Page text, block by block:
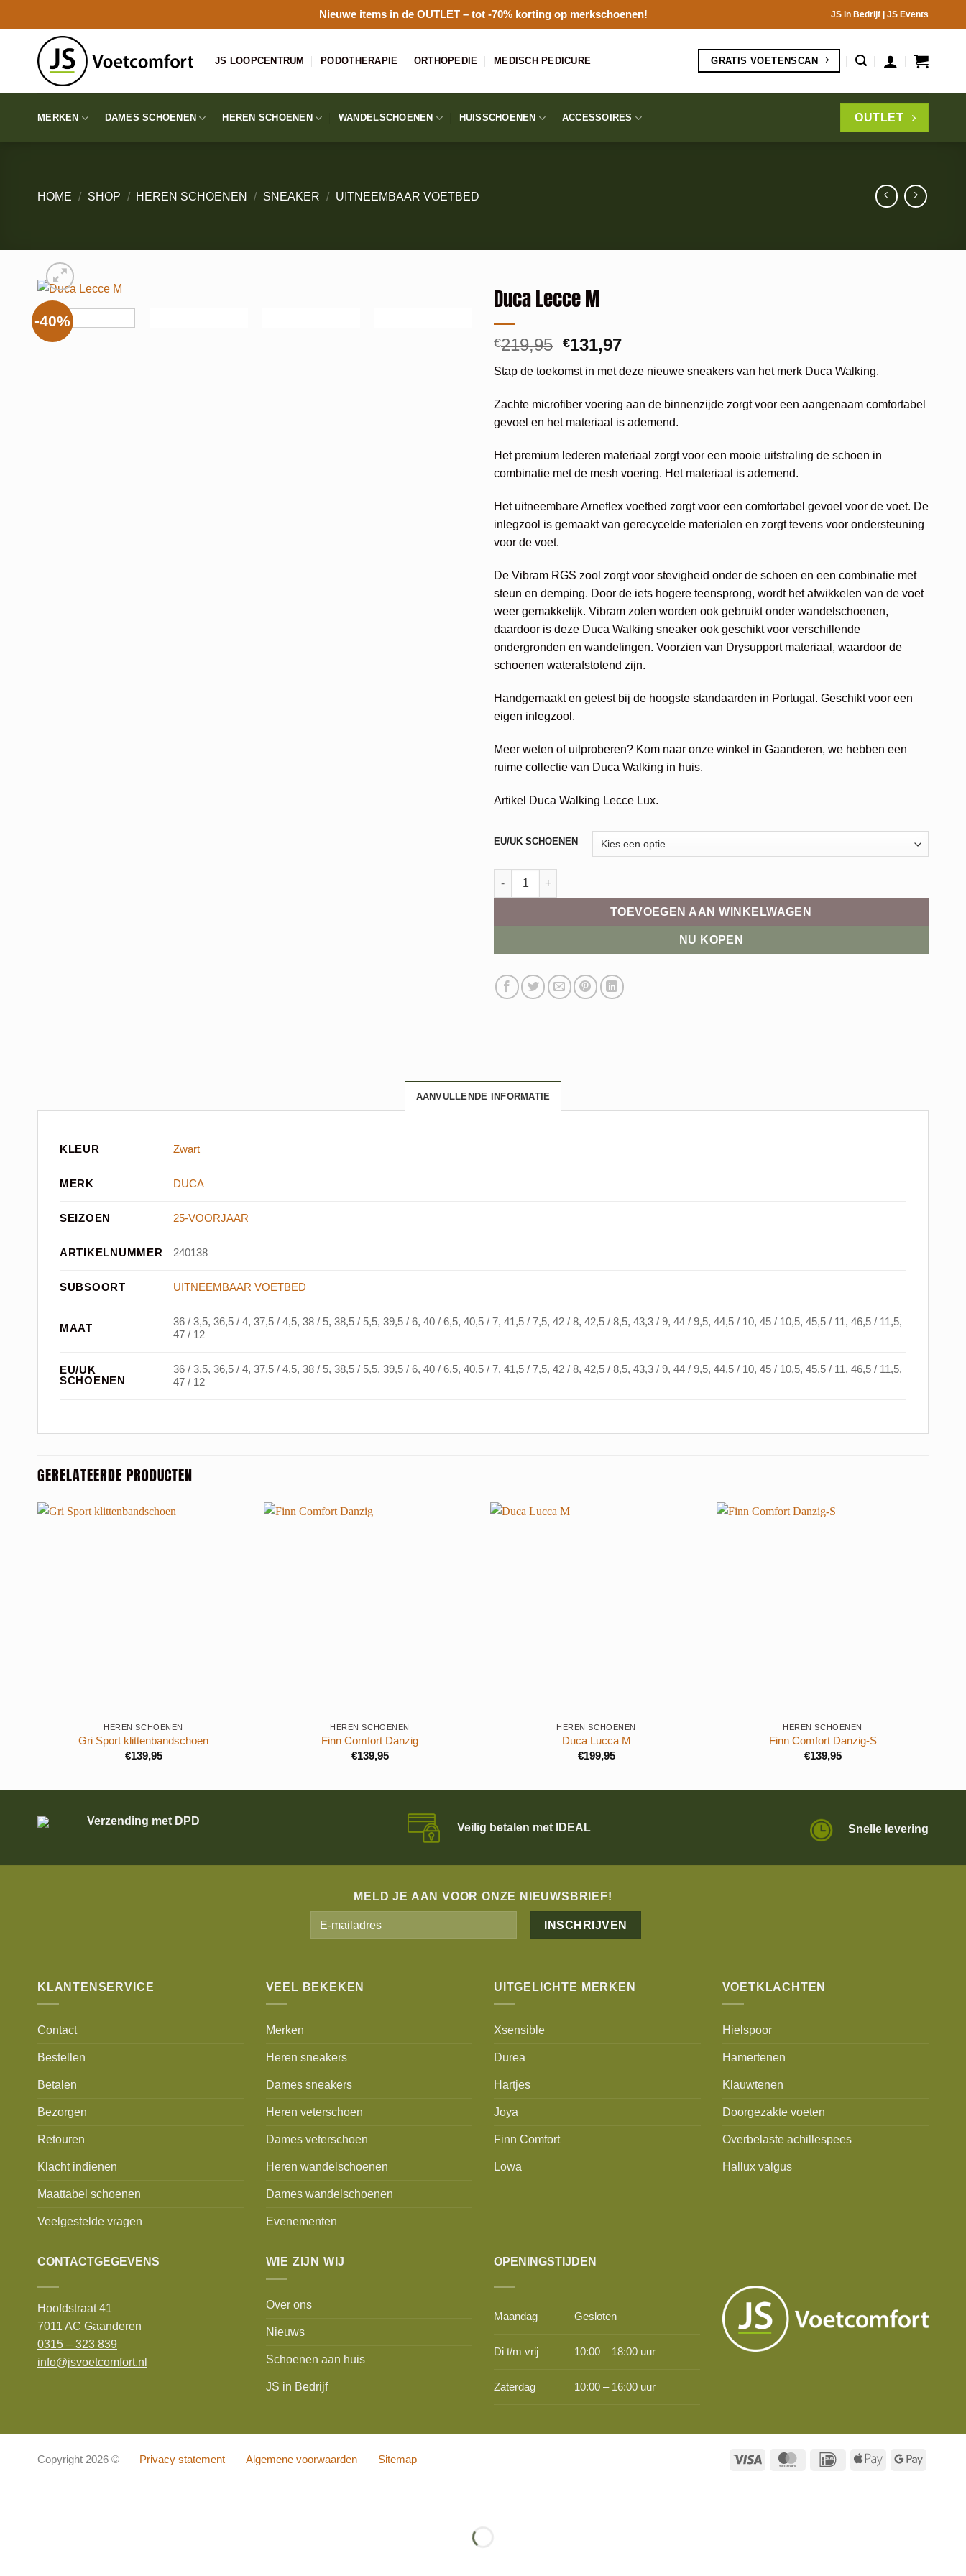
naar
Nieuwe items in de OUTLET– tot -70% korting op merkschoenen! JS in Bedrijf | JS Events
JS LOOPCENTRUM PODOTHERAPIE ORTHOPEDIE MEDISCH PEDICURE GRATIS VOETENSCAN
MERKEN DAMES SCHOENEN HEREN SCHOENEN WANDELSCHOENEN HUISSCHOENEN ACCESSOIRES OUTLET
HOME / SHOP / HEREN SCHOENEN / SNEAKER / UITNEEMBAAR VOETBED
-40%
Duca Lecce M
€219,95 Oorspronkelijke
was:
€219,95.
€131,97Huidige
is:
€131,97.
Stap de toekomst in met deze nieuwe sneakers van het merk Duca Walking.
Zachte microfiber voering aan de binnenzijde zorgt voor een aangenaam comfortabel
gevoel en het materiaal is ademend.
Het premium lederen materiaal zorgt voor een mooie uitstraling de schoen in
combinatie met de mesh voering. Het materiaal is ademend.
Het uitneembare Arneflex voetbed zorgt voor een comfortabel gevoel voor de voet. De
inlegzool is gemaakt van gerecycelde materialen en zorgt tevens voor ondersteuning
voor de voet.
De Vibram RGS zool zorgt voor stevigheid onder de schoen en een combinatie met
steun en demping. Door de iets hogere teensprong, wordt het afwikkelen van de voet
weer gemakkelijk. Vibram zolen worden ook gebruikt onder wandelschoenen,
daardoor is deze Duca Walking sneaker ook geschikt voor verschillende
ondergronden en wandelingen. Voorzien van Drysupport materiaal, waardoor de
schoenen waterafstotend zijn.
Handgemaakt en getest bij de hoogste standaarden in Portugal. Geschikt voor een
eigen inlegzool.
Meer weten of uitproberen? Kom naar onze winkel in Gaanderen, we hebben een
ruime collectie van Duca Walking in huis.
Artikel Duca Walking Lecce Lux.
EU/UK SCHOENEN
Duca Lecce M aantal
TOEVOEGEN AAN WINKELWAGEN
NU KOPEN
AANVULLENDE INFORMATIE
KLEUR Zwart
MERK DUCA
SEIZOEN 25-VOORJAAR
ARTIKELNUMMER 240138
SUBSOORT UITNEEMBAAR VOETBED
MAAT
36 / 3,5, 36,5 / 4, 37,5 / 4,5, 38 / 5, 38,5 / 5,5, 39,5 / 6, 40 / 6,5, 40,5 / 7, 41,5 / 7,5, 42 / 8, 42,5 / 8,5, 43,3 / 9, 44 / 9,5, 44,5 / 10, 45 / 10,5, 45,5 / 11, 46,5 / 11,5,
47 / 12
EU/UK
SCHOENEN
36 / 3,5, 36,5 / 4, 37,5 / 4,5, 38 / 5, 38,5 / 5,5, 39,5 / 6, 40 / 6,5, 40,5 / 7, 41,5 / 7,5, 42 / 8, 42,5 / 8,5, 43,3 / 9, 44 / 9,5, 44,5 / 10, 45 / 10,5, 45,5 / 11, 46,5 / 11,5,
47 / 12
GERELATEERDE PRODUCTEN
HEREN SCHOENEN
Gri Sport klittenbandschoen
€139,95
HEREN SCHOENEN
Finn Comfort Danzig
€139,95
HEREN SCHOENEN
Duca Lucca M
€199,95
HEREN SCHOENEN
Finn Comfort Danzig-S
€139,95
Verzending met DPD Veilig betalen met IDEAL Snelle levering
MELD JE AAN VOOR ONZE NIEUWSBRIEF!
KLANTENSERVICE
Contact
Bestellen
Betalen
Bezorgen
Retouren
Klacht indienen
Maattabel schoenen
Veelgestelde vragen
VEEL BEKEKEN
Merken
Heren sneakers
Dames sneakers
Heren veterschoen
Dames veterschoen
Heren wandelschoenen
Dames wandelschoenen
Evenementen
UITGELICHTE MERKEN
Xsensible
Durea
Hartjes
Joya
Finn Comfort
Lowa
VOETKLACHTEN
Hielspoor
Hamertenen
Klauwtenen
Doorgezakte voeten
Overbelaste achillespees
Hallux valgus
CONTACTGEGEVENS
Hoofdstraat 41
7011 AC Gaanderen
0315 – 323 839
info@jsvoetcomfort.nl
WIE ZIJN WIJ
Over ons
Nieuws
Schoenen aan huis
JS in Bedrijf
OPENINGSTIJDEN
Maandag Gesloten
Di t/m vrij 10:00 – 18:00 uur
Zaterdag 10:00 – 16:00 uur
Visa MasterCard
IDeal
Apple
Google
Copyright 2026 © Privacy statement Algemene voorwaarden Sitemap